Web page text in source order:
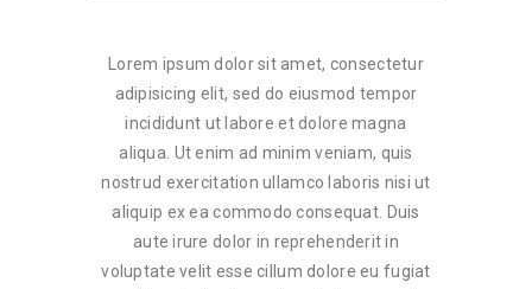
Lorem ipsum dolor sit amet, consectetur
adipisicing elit, sed do eiusmod tempor
incididunt ut labore et dolore magna
aliqua. Ut enim ad minim veniam, quis
nostrud exercitation ullamco laboris nisi ut
aliquip ex ea commodo consequat. Duis
aute irure dolor in reprehenderit in
voluptate velit esse cillum dolore eu fugiat